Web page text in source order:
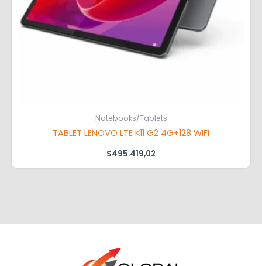
Notebooks/Tablets
TABLET LENOVO LTE K11 G2 4G+128 WIFI
$495.419,02